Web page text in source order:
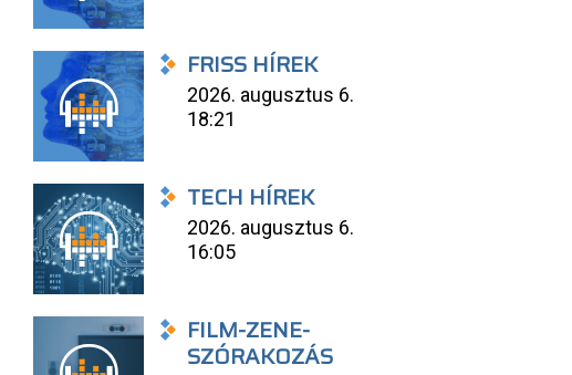
FRISS HÍREK
2026. augusztus 6.
18:21
TECH HÍREK
2026. augusztus 6.
16:05
FILM-ZENE-
SZÓRAKOZÁS